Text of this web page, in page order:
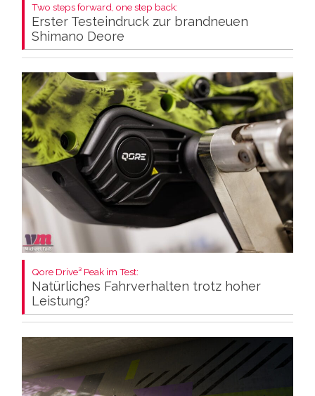
Two steps forward, one step back:
Erster Testeindruck zur brandneuen
Shimano Deore
Qore Drive³ Peak im Test:
Natürliches Fahrverhalten trotz hoher
Leistung?